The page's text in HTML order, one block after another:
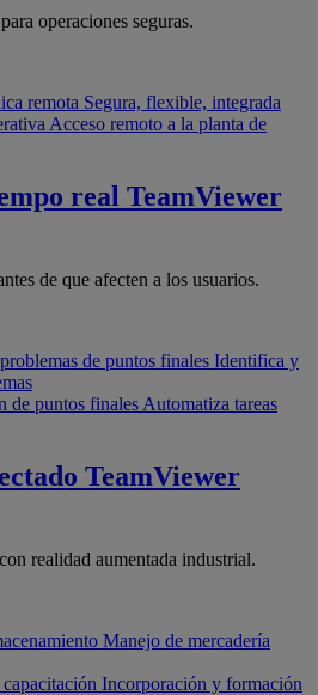
operaciones seguras.
remota Segura, flexible, integrada
Acceso remoto a la planta de
real TeamViewer
de que afecten a los usuarios.
de puntos finales Identifica y
de puntos finales Automatiza tareas
TeamViewer
realidad aumentada industrial.
Manejo de mercadería
Incorporación y formación